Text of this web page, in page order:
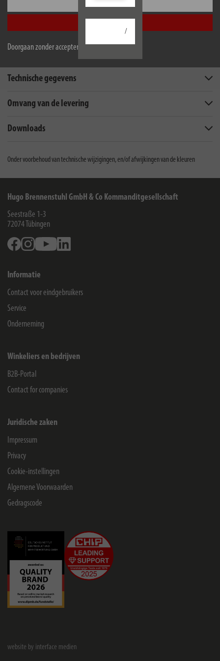
Doorgaan zonder accepteren
/
Beschrijving
Technische gegevens
Omvang van de levering
Downloads
Onder voorbehoud van technische wijzigingen, en/of afwijkingen van de kleuren
Hugo Brennenstuhl GmbH & Co Kommanditgesellschaft
Seestraße 1-3
72074 Tübingen
FacebookInstagramYoutube
Informatie
Contact voor eindgebruikers
Service
Onderneming
Winkeliers en bedrijven
B2B-Portal
Contact for companies
Juridische zaken
Impressum
Privacy
Cookie-instellingen
Algemene Voorwaarden
Gedragscode
website by interface medien